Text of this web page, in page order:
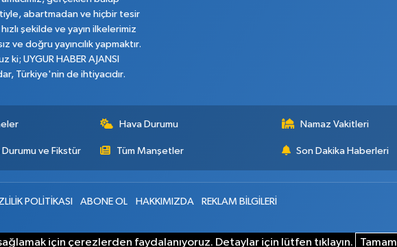
abartmadan ve hiçbir tesir
şekilde ve yayın ilkelerimiz
ve doğru yayıncılık yapmaktır.
UYGUR HABER AJANSI
Türkiye'nin de ihtiyacıdır.
Hava Durumu Namaz Vakitleri
Durumu ve Fikstür Tüm Manşetler Son Dakika Haberleri
POLİTİKASI ABONE OL HAKKIMIZDA REKLAM BİLGİLERİ
için çerezlerden faydalanıyoruz. Detaylar için lütfen tıklayın. Tamam